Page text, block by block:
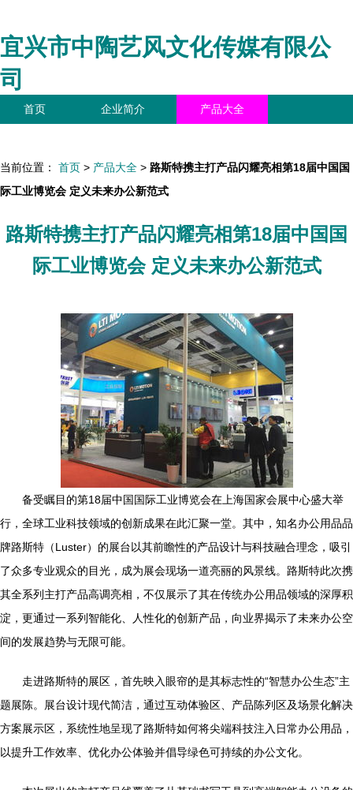
宜兴市中陶艺风文化传媒有限公
司
首页 企业简介 产品大全
当前位置： 首页 > 产品大全 > 路斯特携主打产品闪耀亮相第18届中国国
际工业博览会 定义未来办公新范式
路斯特携主打产品闪耀亮相第18届中国国
际工业博览会 定义未来办公新范式
备受瞩目的第18届中国国际工业博览会在上海国家会展中心盛大举
行，全球工业科技领域的创新成果在此汇聚一堂。其中，知名办公用品品
牌路斯特（Luster）的展台以其前瞻性的产品设计与科技融合理念，吸引
了众多专业观众的目光，成为展会现场一道亮丽的风景线。路斯特此次携
其全系列主打产品高调亮相，不仅展示了其在传统办公用品领域的深厚积
淀，更通过一系列智能化、人性化的创新产品，向业界揭示了未来办公空
间的发展趋势与无限可能。
走进路斯特的展区，首先映入眼帘的是其标志性的“智慧办公生态”主
题展陈。展台设计现代简洁，通过互动体验区、产品陈列区及场景化解决
方案展示区，系统性地呈现了路斯特如何将尖端科技注入日常办公用品，
以提升工作效率、优化办公体验并倡导绿色可持续的办公文化。